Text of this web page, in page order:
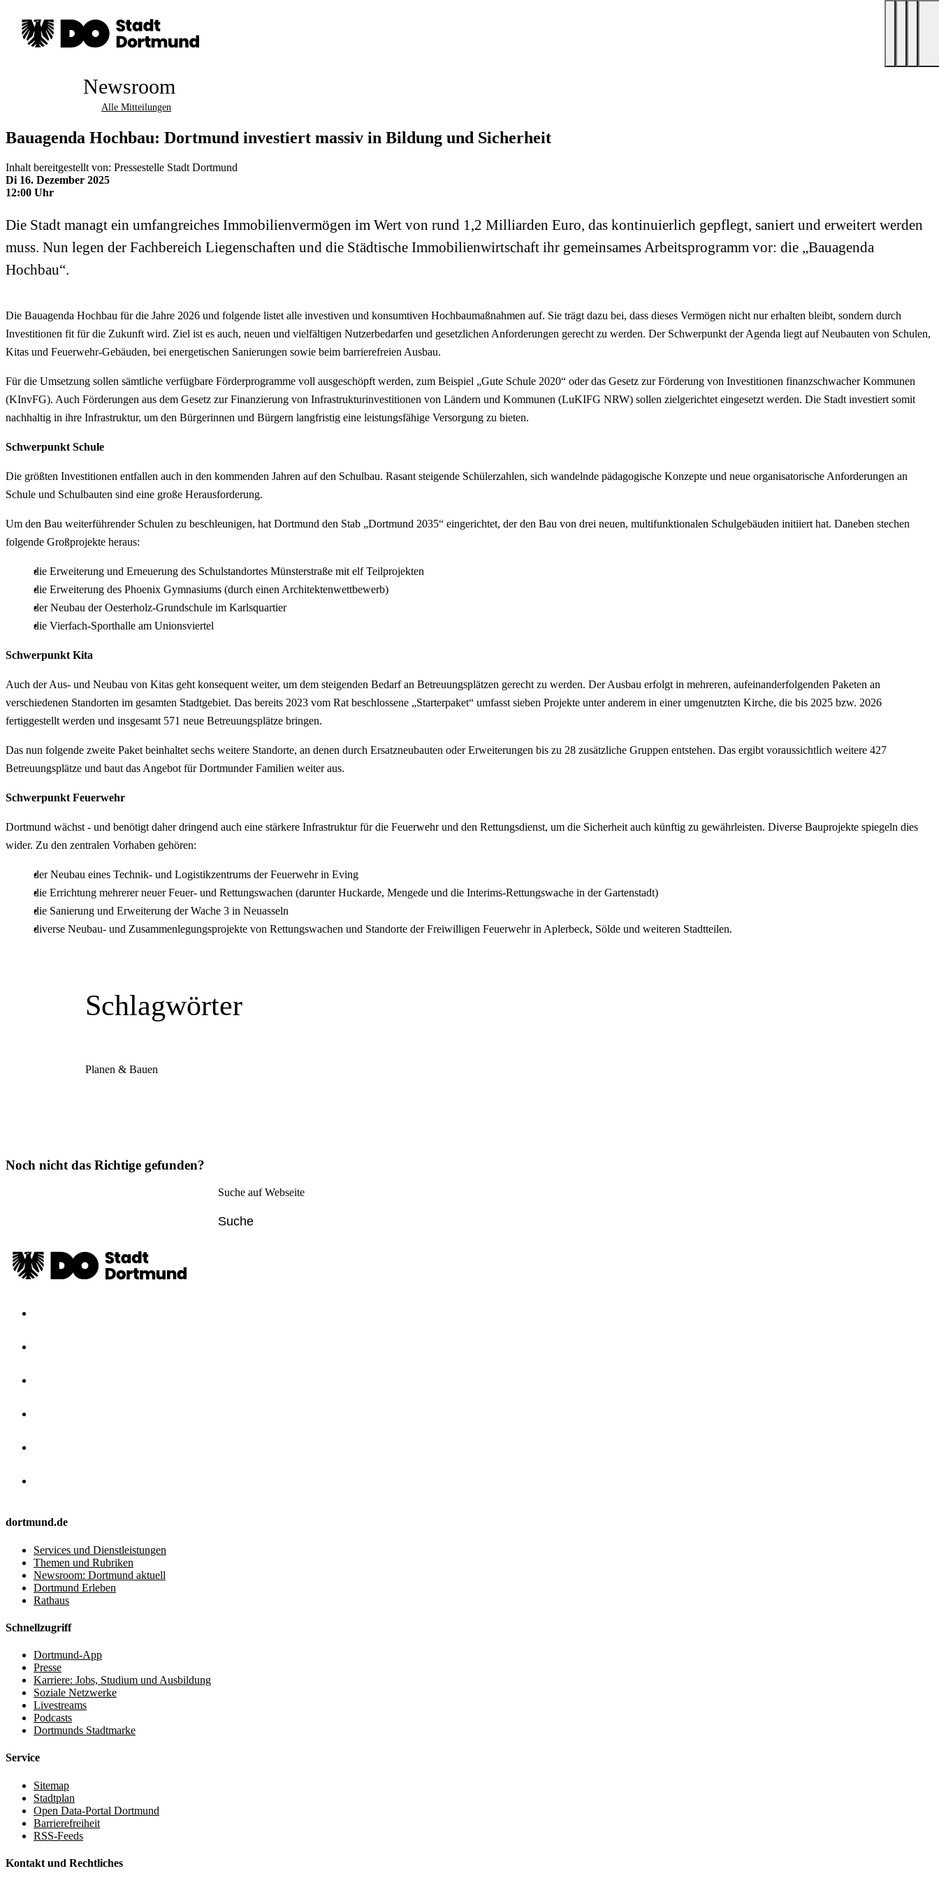
Newsroom
Alle Mitteilungen
Bauagenda Hochbau: Dortmund investiert massiv in Bildung und Sicherheit
Inhalt bereitgestellt von: Pressestelle Stadt Dortmund
Di 16. Dezember 2025
12:00 Uhr
Die Stadt managt ein umfangreiches Immobilienvermögen im Wert von rund 1,2 Milliarden Euro, das kontinuierlich gepflegt, saniert und erweitert werden
muss. Nun legen der Fachbereich Liegenschaften und die Städtische Immobilienwirtschaft ihr gemeinsames Arbeitsprogramm vor: die „Bauagenda
Hochbau“.
Die Bauagenda Hochbau für die Jahre 2026 und folgende listet alle investiven und konsumtiven Hochbaumaßnahmen auf. Sie trägt dazu bei, dass dieses Vermögen nicht nur erhalten bleibt, sondern durch
Investitionen fit für die Zukunft wird. Ziel ist es auch, neuen und vielfältigen Nutzerbedarfen und gesetzlichen Anforderungen gerecht zu werden. Der Schwerpunkt der Agenda liegt auf Neubauten von Schulen,
Kitas und Feuerwehr-Gebäuden, bei energetischen Sanierungen sowie beim barrierefreien Ausbau.
Für die Umsetzung sollen sämtliche verfügbare Förderprogramme voll ausgeschöpft werden, zum Beispiel „Gute Schule 2020“ oder das Gesetz zur Förderung von Investitionen finanzschwacher Kommunen
(KInvFG). Auch Förderungen aus dem Gesetz zur Finanzierung von Infrastrukturinvestitionen von Ländern und Kommunen (LuKIFG NRW) sollen zielgerichtet eingesetzt werden. Die Stadt investiert somit
nachhaltig in ihre Infrastruktur, um den Bürgerinnen und Bürgern langfristig eine leistungsfähige Versorgung zu bieten.
Schwerpunkt Schule
Die größten Investitionen entfallen auch in den kommenden Jahren auf den Schulbau. Rasant steigende Schülerzahlen, sich wandelnde pädagogische Konzepte und neue organisatorische Anforderungen an
Schule und Schulbauten sind eine große Herausforderung.
Um den Bau weiterführender Schulen zu beschleunigen, hat Dortmund den Stab „Dortmund 2035“ eingerichtet, der den Bau von drei neuen, multifunktionalen Schulgebäuden initiiert hat. Daneben stechen
folgende Großprojekte heraus:
die Erweiterung und Erneuerung des Schulstandortes Münsterstraße mit elf Teilprojekten
die Erweiterung des Phoenix Gymnasiums (durch einen Architektenwettbewerb)
der Neubau der Oesterholz-Grundschule im Karlsquartier
die Vierfach-Sporthalle am Unionsviertel
Schwerpunkt Kita
Auch der Aus- und Neubau von Kitas geht konsequent weiter, um dem steigenden Bedarf an Betreuungsplätzen gerecht zu werden. Der Ausbau erfolgt in mehreren, aufeinanderfolgenden Paketen an
verschiedenen Standorten im gesamten Stadtgebiet. Das bereits 2023 vom Rat beschlossene „Starterpaket“ umfasst sieben Projekte unter anderem in einer umgenutzten Kirche, die bis 2025 bzw. 2026
fertiggestellt werden und insgesamt 571 neue Betreuungsplätze bringen.
Das nun folgende zweite Paket beinhaltet sechs weitere Standorte, an denen durch Ersatzneubauten oder Erweiterungen bis zu 28 zusätzliche Gruppen entstehen. Das ergibt voraussichtlich weitere 427
Betreuungsplätze und baut das Angebot für Dortmunder Familien weiter aus.
Schwerpunkt Feuerwehr
Dortmund wächst - und benötigt daher dringend auch eine stärkere Infrastruktur für die Feuerwehr und den Rettungsdienst, um die Sicherheit auch künftig zu gewährleisten. Diverse Bauprojekte spiegeln dies
wider. Zu den zentralen Vorhaben gehören:
der Neubau eines Technik- und Logistikzentrums der Feuerwehr in Eving
die Errichtung mehrerer neuer Feuer- und Rettungswachen (darunter Huckarde, Mengede und die Interims-Rettungswache in der Gartenstadt)
die Sanierung und Erweiterung der Wache 3 in Neuasseln
diverse Neubau- und Zusammenlegungsprojekte von Rettungswachen und Standorte der Freiwilligen Feuerwehr in Aplerbeck, Sölde und weiteren Stadtteilen.
Schlagwörter
Planen & Bauen
Noch nicht das Richtige gefunden?
Suche auf Webseite
dortmund.de
Services und Dienstleistungen
Themen und Rubriken
Newsroom: Dortmund aktuell
Dortmund Erleben
Rathaus
Schnellzugriff
Dortmund-App
Presse
Karriere: Jobs, Studium und Ausbildung
Soziale Netzwerke
Livestreams
Podcasts
Dortmunds Stadtmarke
Service
Sitemap
Stadtplan
Open Data-Portal Dortmund
Barrierefreiheit
RSS-Feeds
Kontakt und Rechtliches